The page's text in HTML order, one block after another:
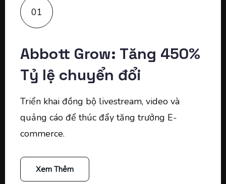
01
Abbott Grow: Tăng 450%
Tỷ lệ chuyển đổi
Triển khai đồng bộ livestream, video và
quảng cáo để thúc đẩy tăng trưởng E-
commerce.
Xem Thêm